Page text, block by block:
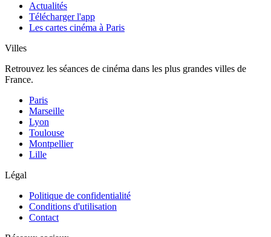
Actualités
Télécharger l'app
Les cartes cinéma à Paris
Villes
Retrouvez les séances de cinéma dans les plus grandes villes de
France.
Paris
Marseille
Lyon
Toulouse
Montpellier
Lille
Légal
Politique de confidentialité
Conditions d'utilisation
Contact